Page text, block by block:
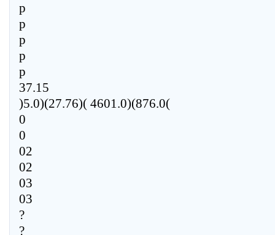
p
p
p
p
p
37.15
)5.0)(27.76)( 4601.0)(876.0(
0
0
02
02
03
03
?
?